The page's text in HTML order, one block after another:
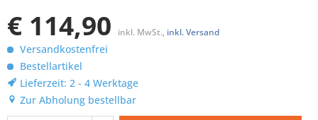
€ 114,90 inkl. MwSt., inkl. Versand
Versandkostenfrei
Bestellartikel
Lieferzeit: 2 - 4 Werktage
Zur Abholung bestellbar